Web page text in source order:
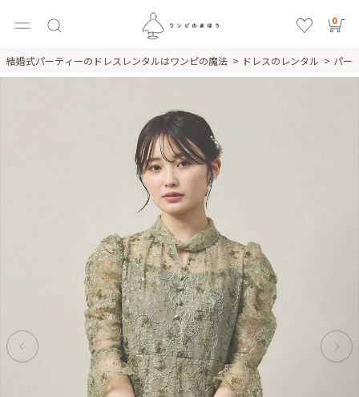
0
結婚式パーティーのドレスレンタルはワンピの魔法 ドレスのレンタル パー